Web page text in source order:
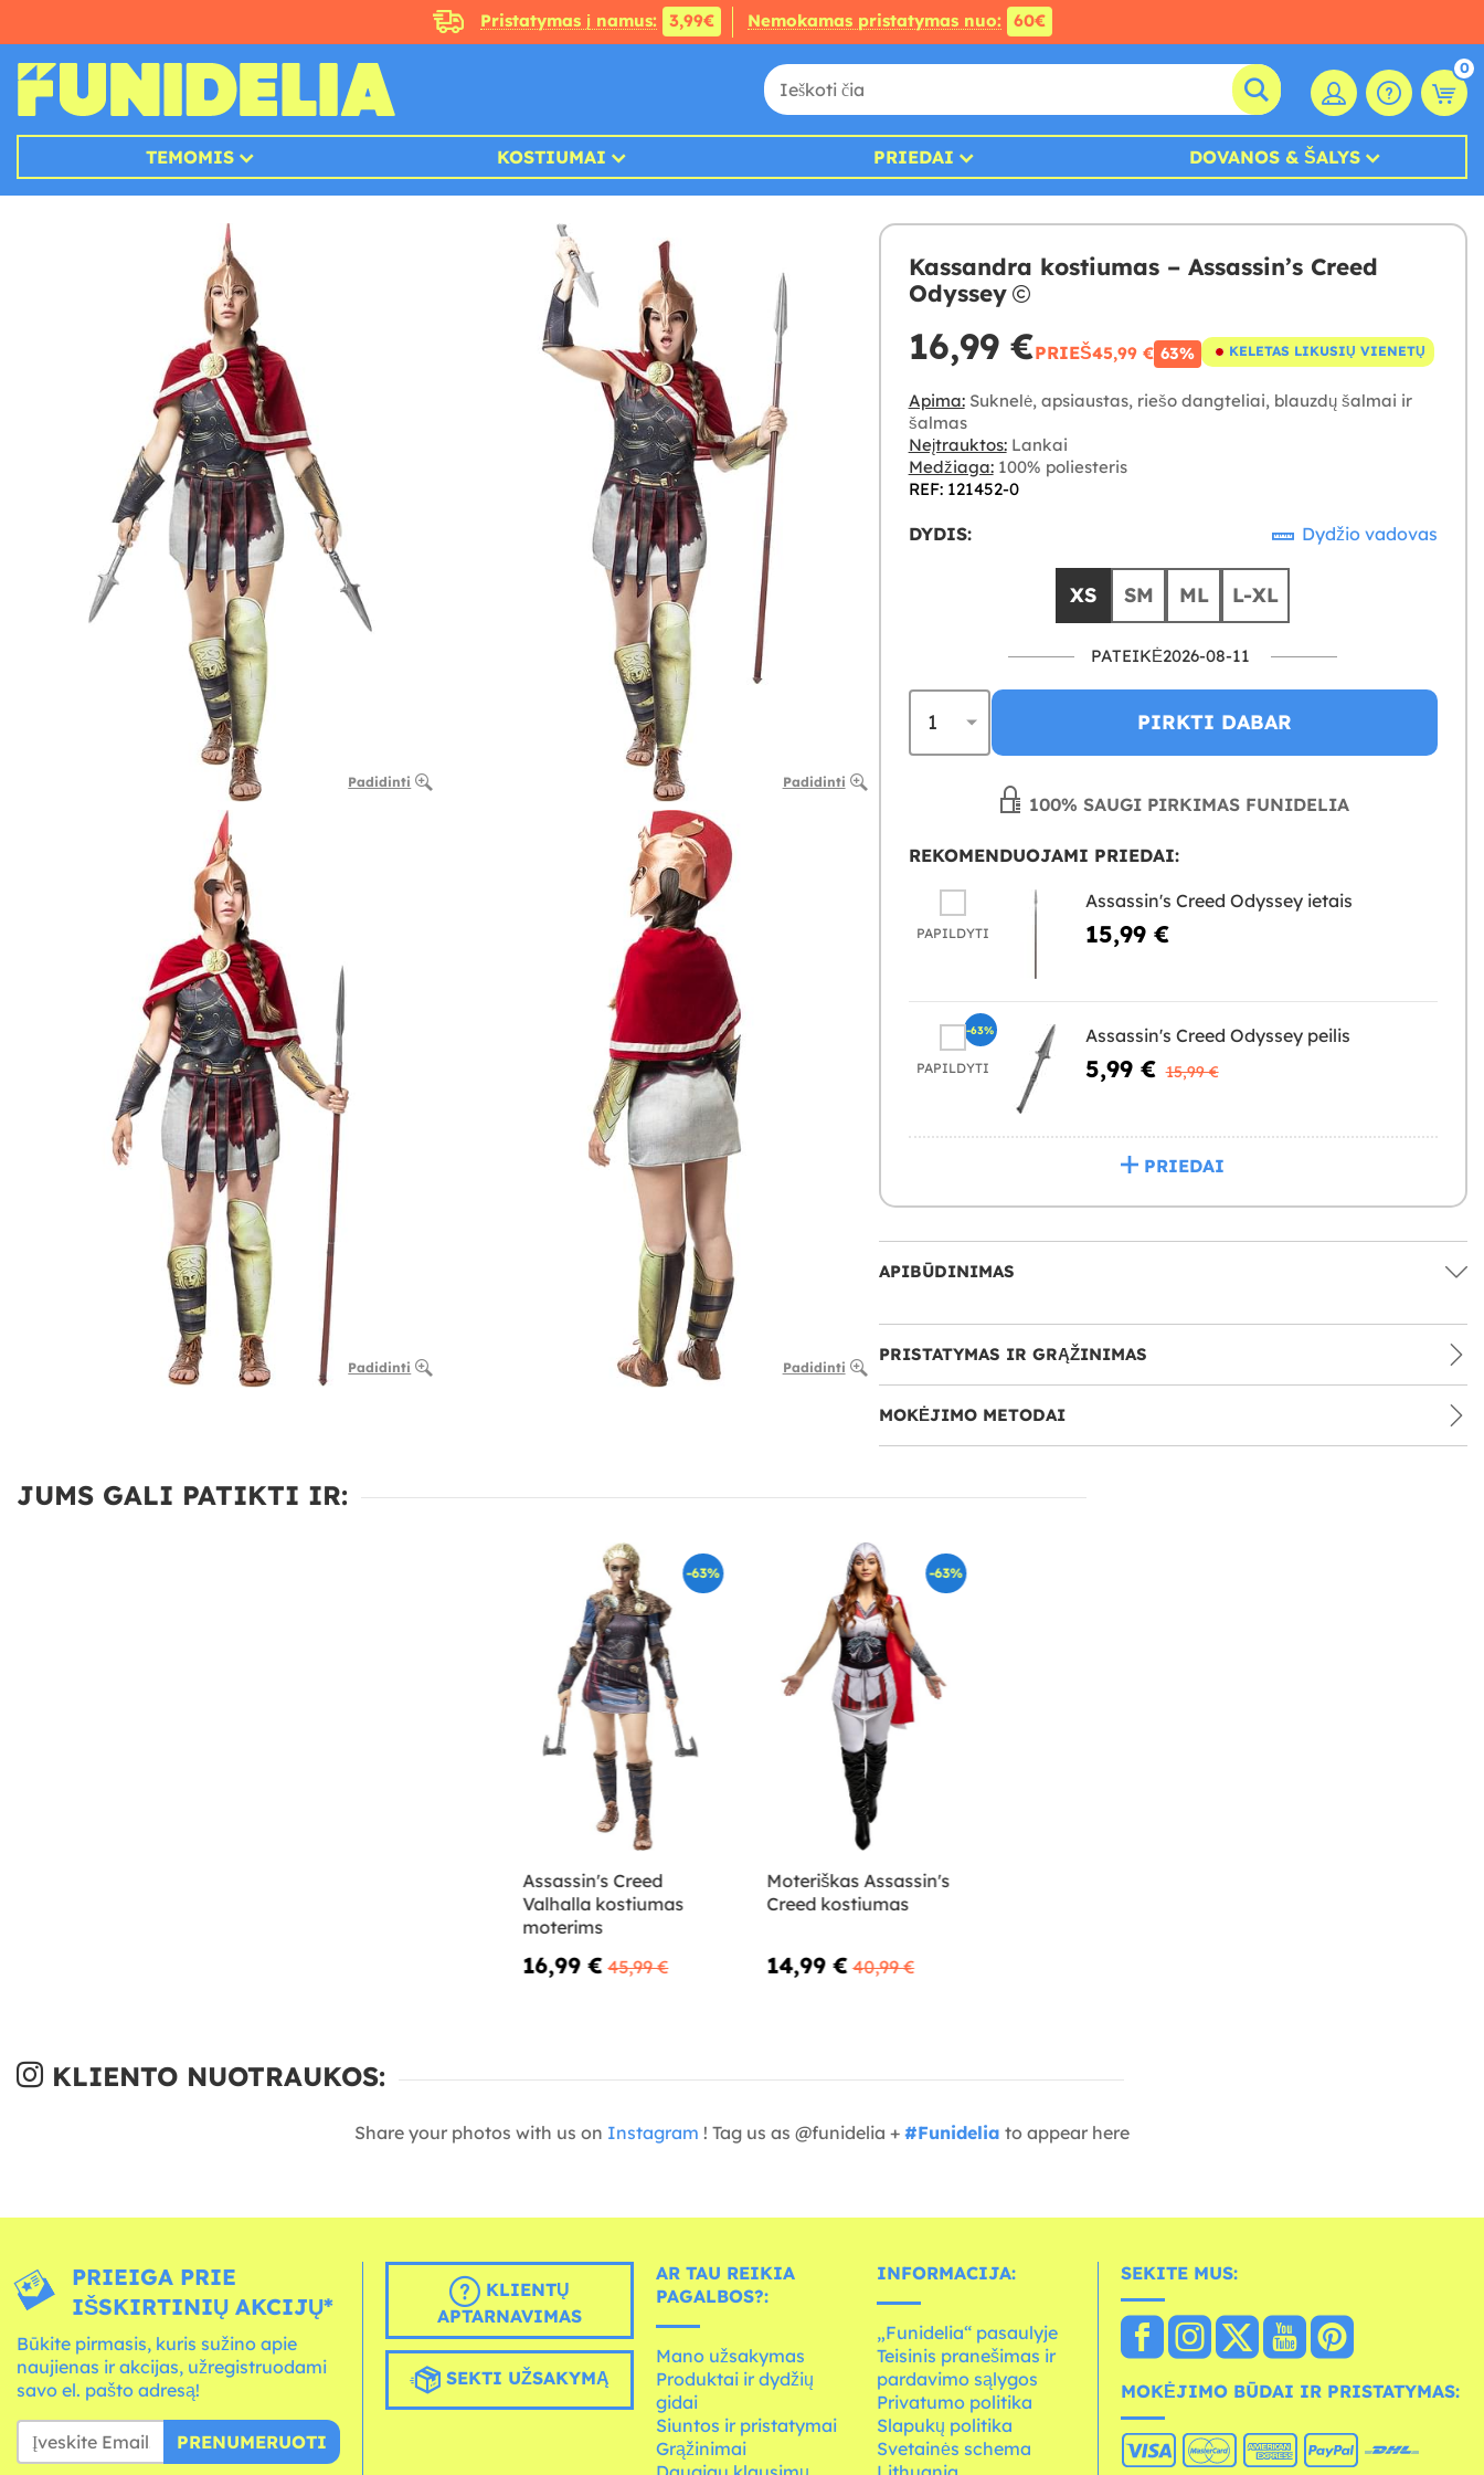
Pristatymas į namus: 3,99€ Nemokamas pristatymas nuo: 60€
0
TEMOMIS KOSTIUMAI PRIEDAI DOVANOS & ŠALYS
Padidinti Padidinti
Padidinti Padidinti
Kassandra kostiumas – Assassin’s Creed
Odyssey
16,99 €PRIEŠ45,99 € 63% KELETAS LIKUSIŲ VIENETŲ
Apima:Suknelė, apsiaustas, riešo dangteliai, blauzdų šalmai ir
šalmas
Neįtrauktos:Lankai
Medžiaga:100% poliesteris
REF: 121452-0
DYDIS: Dydžio vadovas
XS SM ML L-XL
PATEIKĖ2026-08-11
PIRKTI DABAR
100% SAUGI PIRKIMAS FUNIDELIA
REKOMENDUOJAMI PRIEDAI:
PAPILDYTI
Assassin's Creed Odyssey ietais
15,99 €
PAPILDYTI
Assassin's Creed Odyssey peilis
5,99 € 15,99 €
-63%
PRIEDAI
APIBŪDINIMAS
PRISTATYMAS IR GRĄŽINIMAS
MOKĖJIMO METODAI
JUMS GALI PATIKTI IR:
-63%
Assassin's Creed
Valhalla kostiumas
moterims
16,99 € 45,99 €
-63%
Moteriškas Assassin's
Creed kostiumas
14,99 € 40,99 €
KLIENTO NUOTRAUKOS:
Share your photos with us on Instagram ! Tag us as @funidelia + #Funidelia to appear here
PRIEIGA PRIE
IŠSKIRTINIŲ AKCIJŲ*
Būkite pirmasis, kuris sužino apie
naujienas ir akcijas, užregistruodami
savo el. pašto adresą!
PRENUMERUOTI
KLIENTŲ
APTARNAVIMAS
SEKTI UŽSAKYMĄ
AR TAU REIKIA
PAGALBOS?:
Mano užsakymas
Produktai ir dydžių
gidai
Siuntos ir pristatymai
Grąžinimai
INFORMACIJA:
„Funidelia“ pasaulyje
Teisinis pranešimas ir
pardavimo sąlygos
Privatumo politika
Slapukų politika
Svetainės schema
SEKITE MUS:
MOKĖJIMO BŪDAI IR PRISTATYMAS: